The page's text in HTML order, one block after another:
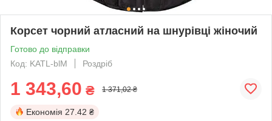
Корсет чорний атласний на шнурівці жіночий
Готово до відправки
Код: KATL-blМ
Роздріб
1 343,60 ₴ 1 371,02 ₴
Економія 27.42 ₴